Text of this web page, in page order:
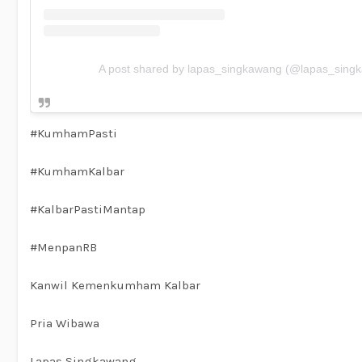
A post shared by lapas_singkawang
#KumhamPasti
#KumhamKalbar
#KalbarPastiMantap
#MenpanRB
Kanwil Kemenkumham Kalbar
Pria Wibawa